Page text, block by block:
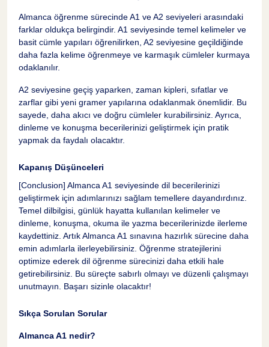
28 Mektup Yazma
29 Dil Öğrenme Stratejileri
30 Düzenli Çalışma Planı
31 Almanca A1 Seviyesi Konuları
33 Temel Cümle Yapıları
34 Almanca A1 Sınavına Hazırlık
35 Sınav Formatı
37 Deneme Sınavları
Almanca öğrenme sürecinde A1 ve A2 seviyeleri arasındaki
farklar oldukça belirgindir. A1 seviyesinde temel kelimeler ve
basit cümle yapıları öğrenilirken, A2 seviyesine geçildiğinde
daha fazla kelime öğrenmeye ve karmaşık cümleler kurmaya
odaklanılır.
A2 seviyesine geçiş yaparken, zaman kipleri, sıfatlar ve
zarflar gibi yeni gramer yapılarına odaklanmak önemlidir. Bu
sayede, daha akıcı ve doğru cümleler kurabilirsiniz. Ayrıca,
dinleme ve konuşma becerilerinizi geliştirmek için pratik
yapmak da faydalı olacaktır.
Kapanış Düşünceleri
[Conclusion] Almanca A1 seviyesinde dil becerilerinizi
geliştirmek için adımlarınızı sağlam temellere dayandırdınız.
Temel dilbilgisi, günlük hayatta kullanılan kelimeler ve
dinleme, konuşma, okuma ile yazma becerilerinizde ilerleme
kaydettiniz. Artık Almanca A1 sınavına hazırlık sürecine daha
emin adımlarla ilerleyebilirsiniz. Öğrenme stratejilerini
optimize ederek dil öğrenme sürecinizi daha etkili hale
getirebilirsiniz. Bu süreçte sabırlı olmayı ve düzenli çalışmayı
unutmayın. Başarı sizinle olacaktır!
Sıkça Sorulan Sorular
Almanca A1 nedir?